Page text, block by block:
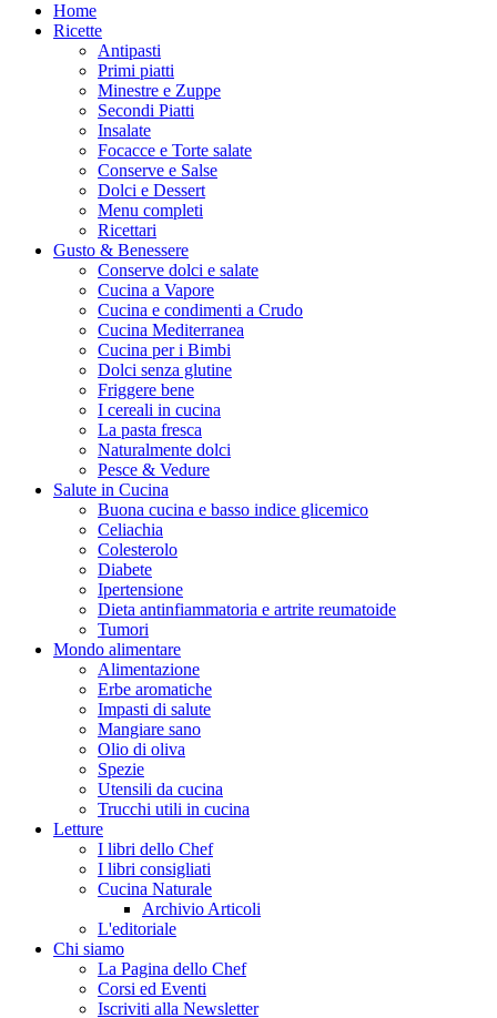
Home
Ricette
Antipasti
Primi piatti
Minestre e Zuppe
Secondi Piatti
Insalate
Focacce e Torte salate
Conserve e Salse
Dolci e Dessert
Menu completi
Ricettari
Gusto & Benessere
Conserve dolci e salate
Cucina a Vapore
Cucina e condimenti a Crudo
Cucina Mediterranea
Cucina per i Bimbi
Dolci senza glutine
Friggere bene
I cereali in cucina
La pasta fresca
Naturalmente dolci
Pesce & Vedure
Salute in Cucina
Buona cucina e basso indice glicemico
Celiachia
Colesterolo
Diabete
Ipertensione
Dieta antinfiammatoria e artrite reumatoide
Tumori
Mondo alimentare
Alimentazione
Erbe aromatiche
Impasti di salute
Mangiare sano
Olio di oliva
Spezie
Utensili da cucina
Trucchi utili in cucina
Letture
I libri dello Chef
I libri consigliati
Cucina Naturale
Archivio Articoli
L'editoriale
Chi siamo
La Pagina dello Chef
Corsi ed Eventi
Iscriviti alla Newsletter